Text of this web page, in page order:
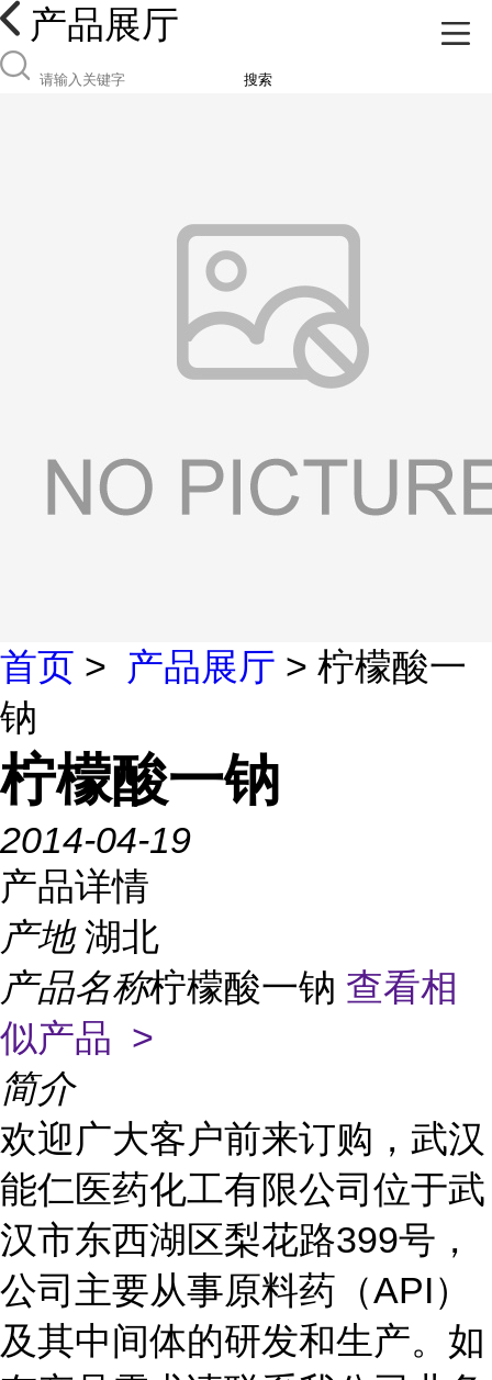
产品展厅
搜索
首页 > 产品展厅 > 柠檬酸一
钠
柠檬酸一钠
2014-04-19
产品详情
产地 湖北
产品名称柠檬酸一钠 查看相
似产品 >
简介
欢迎广大客户前来订购，武汉
能仁医药化工有限公司位于武
汉市东西湖区梨花路399号，
公司主要从事原料药（API）
及其中间体的研发和生产。如